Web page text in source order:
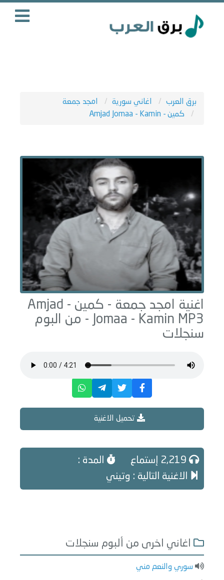
برق العرب اغاني سورية
امجد جمعة
كمين - Amjad Jomaa - Kamin
اغنية امجد جمعة -
كمين - Amjad
Jomaa - Kamin MP3 - من البوم
سنجلات
تحميل الاغنية
المدة :
الاغنية التالية : وتيني
اغاني اخرى من ألبوم سنجلات
سوري والنعم مني